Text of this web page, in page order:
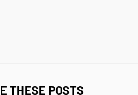
THESE POSTS